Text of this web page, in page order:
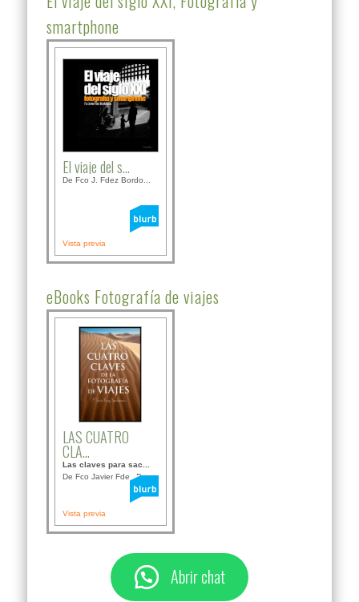
smartphone
El viaje del s...
De Fco J. Fdez Bordo...
Vista previa
eBooks Fotografía de viajes
LAS CUATRO
CLA...
Las claves para sac...
De Fco Javier Fdez B...
Vista previa
Abrir chat